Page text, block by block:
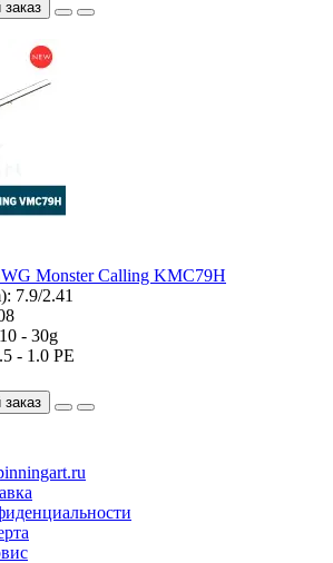
Monster Calling KMC79H
7.9/2.41
10 - 30g
- 1.0 PE